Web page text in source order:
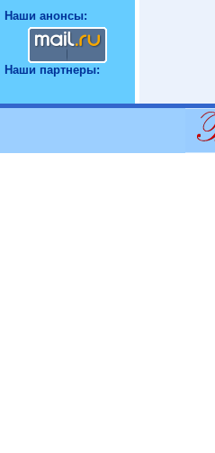
Наши анонсы:
Наши партнеры: